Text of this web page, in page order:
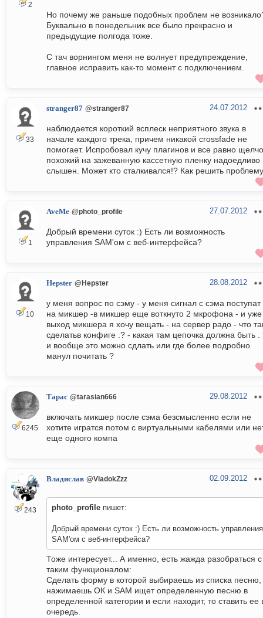
2
Но почему же раньше подобных проблем не
Буквально в понедельник все было прекрасно и
предыдущие полгода тоже.
С тач ворнингом меня не волнует предупреждение,
главное исправить как-то момент с подключением.
33
stranger87 @stranger87 24.07.2012
наблюдается короткий всплеск неприятного звука в
начале каждого трека, причем никакой crossfade не
помогает. Испробовал кучу плагинов и все равно
похожий на зажеванную кассетную пленку надоедливо
слышен. Может кто сталкивался!? Как решить
1
AveMe @photo_profile 27.07.2012
Добрый времени суток :) Есть ли возможность
управления SAM'ом с веб-интерфейса?
10
Hepster @Hepster 28.08.2012
у меня вопрос по сэму - у меня сигнал с сэма поступат
на микшер -в микшер еще воткнуто 2 мкрофона - и уже
выход микшера я хочу вещать - на сервер радо - что
сделатьв конфиге .? - какая там цепочка должна быть .
и вообще это можно сдлать или где более подробно
манул почитать ?
6245
Тарас @tarasian666 29.08.2012
включать микшер после сэма безсмысленно если не
хотите игратся потом с виртуальными кабелями или
еще одного компа
243
Владислав @VladokZzz 02.09.2012
photo_profile пишет:
Добрый времени суток :) Есть ли возможность управления
SAM'ом с веб-интерфейса?
Тоже интересует... А именно, есть жажда разобраться с
таким функционалом:
Сделать форму в которой выбираешь из списка песню,
нажимаешь ОК и SAM ищет определенную песню в
определенной категории и если находит, то ставить ее
очередь.